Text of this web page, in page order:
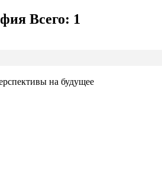
Всего: 1
на будущее